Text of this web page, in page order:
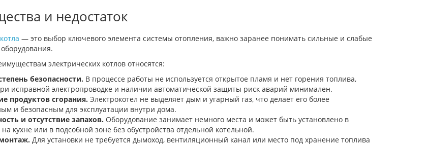
и недостаток
— это выбор ключевого элемента системы отопления, важно заранее понимать сильные и слабые
электрических котлов относятся:
безопасности. В процессе работы не используется открытое пламя и нет горения топлива,
исправной электропроводке и наличии автоматической защиты риск аварий минимален.
продуктов сгорания. Электрокотел не выделяет дым и угарный газ, что делает его более
и безопасным для эксплуатации внутри дома.
и отсутствие запахов. Оборудование занимает немного места и может быть установлено в
кухне или в подсобной зоне без обустройства отдельной котельной.
Для установки не требуется дымоход, вентиляционный канал или место под хранение топлива